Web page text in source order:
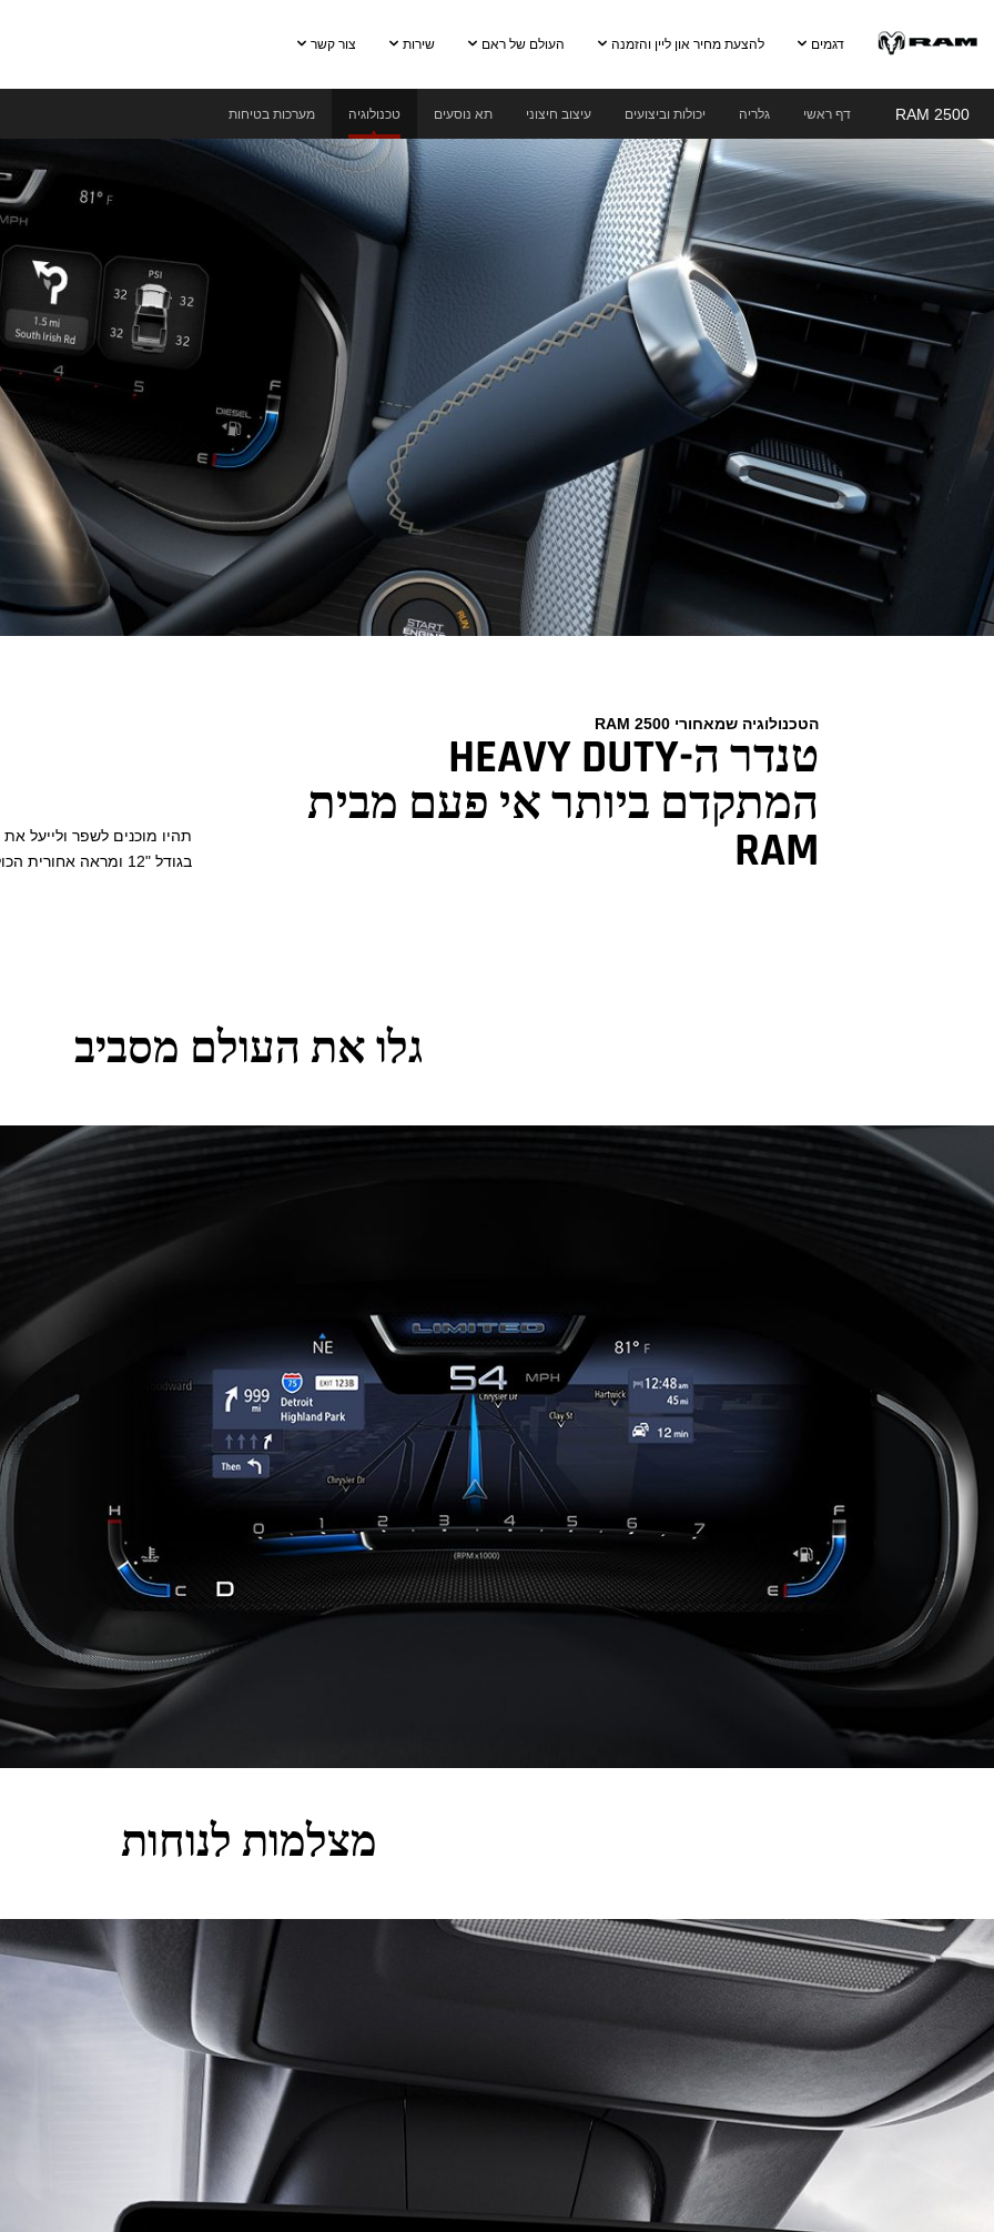
Main
Content
דגמים להצעת מחיר און ליין והזמנה העולם של ראם שירות צור קשר
RAM 2500 דף ראשי גלריה יכולות וביצועים עיצוב חיצוני תא נוסעים טכנולוגיה מערכות בטיחות
Skip To
Navigation
הטכנולוגיה שמאחורי RAM 2500
טנדר ה-HEAVY DUTY
המתקדם ביותר אי פעם מבית
RAM
תהיו מוכנים לשפר ולייעל
בגודל "12 ומראה אחורית הכוללת מסך.
גלו את העולם מסביב
מצלמות לנוחות